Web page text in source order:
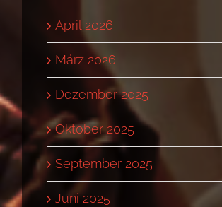
April 2026
März 2026
Dezember 2025
Oktober 2025
September 2025
Juni 2025